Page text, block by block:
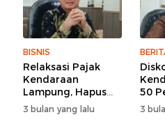
BISNIS
Relaksasi Pajak
Kendaraan
Lampung, Hapus
Denda dan Beri
Diskon BBN
3 bulan yang lalu
50
3